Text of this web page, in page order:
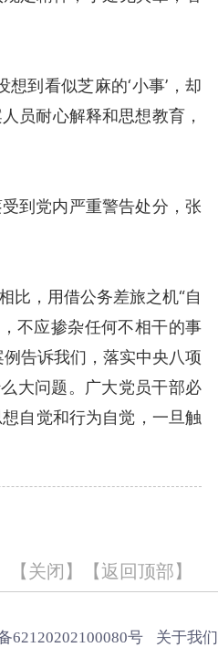
到看似芝麻的‘小事’，却
员耐心解释和思想教育，
到党内严重警告处分，张
比，用借公务差旅之机“自
不应掺杂任何不相干的事
告诉我们，落实中央八项
大问题。广大党员干部必
自觉和行为自觉，一旦触
【关闭 】【返回顶部】
62120202100080号 关于我们